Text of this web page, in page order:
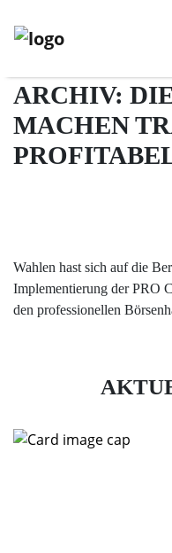
ARCHIV:
MACHEN
Wahlen hast sich auf die
Implementierung der PRO
den professionellen